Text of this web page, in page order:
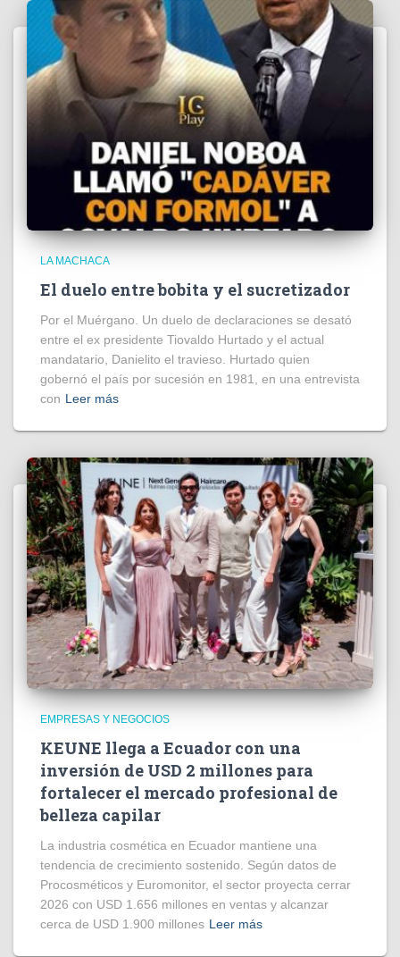
LA MACHACA
El duelo entre bobita y el sucretizador
Por el Muérgano. Un duelo de declaraciones se desató
entre el ex presidente Tiovaldo Hurtado y el actual
mandatario, Danielito el travieso. Hurtado quien
gobernó el país por sucesión en 1981, en una entrevista
con Leer más
EMPRESAS Y NEGOCIOS
KEUNE llega a Ecuador con una
inversión de USD 2 millones para
fortalecer el mercado profesional de
belleza capilar
La industria cosmética en Ecuador mantiene una
tendencia de crecimiento sostenido. Según datos de
Procosméticos y Euromonitor, el sector proyecta cerrar
2026 con USD 1.656 millones en ventas y alcanzar
cerca de USD 1.900 millones Leer más